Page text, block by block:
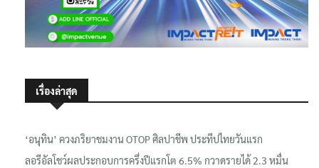
เรื่องล่าสุด
‘อนุทิน’ ควงภริยาชมงาน OTOP ศิลปาชีพ ประทีปไทยวันแรก
ลอรีอัลโชว์ผลประกอบการครึ่งปีแรกโต 6.5% กวาดรายได้ 2.3 หมื่น